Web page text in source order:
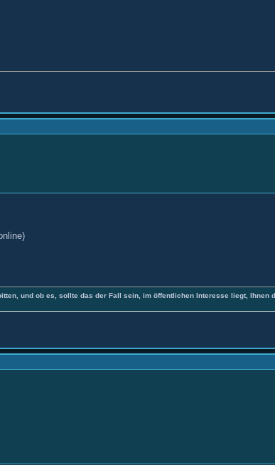
und ob es, sollte das der Fall sein, im öffentlichen Interesse liegt, Ihnen